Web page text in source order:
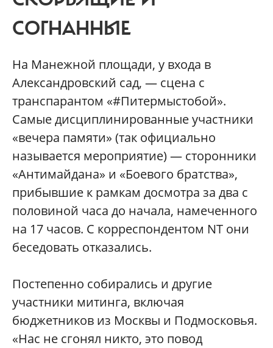
СОГНАННЫЕ
На Манежной площади, у входа в
Александровский сад, — сцена с
транспарантом «#Питермыстобой».
Самые дисциплинированные участники
«вечера памяти» (так официально
называется мероприятие) — сторонники
«Антимайдана» и «Боевого братства»,
прибывшие к рамкам досмотра за два с
половиной часа до начала, намеченного
на 17 часов. С корреспондентом NT они
беседовать отказались.
Постепенно собирались и другие
участники митинга, включая
бюджетников из Москвы и Подмосковья.
«Нас не сгонял никто, это повод